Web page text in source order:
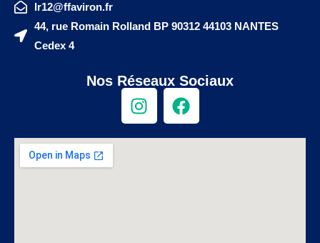
lr12@ffaviron.fr
44, rue Romain Rolland BP 90312 44103 NANTES
Cedex 4
Nos Réseaux Sociaux